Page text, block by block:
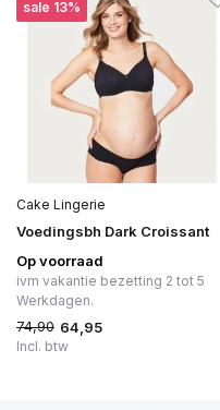
sale 13%
Cake Lingerie
Voedingsbh Dark Croissant
Op voorraad
ivm vakantie bezetting 2 tot 5
Werkdagen.
74,90 64,95
Incl. btw